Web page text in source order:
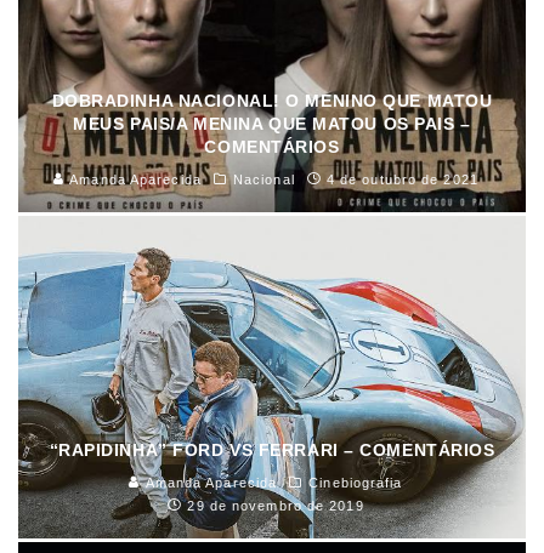
DOBRADINHA NACIONAL! O MENINO QUE MATOU
MEUS PAIS/A MENINA QUE MATOU OS PAIS –
COMENTÁRIOS
Amanda Aparecida Nacional 4 de outubro de 2021
“RAPIDINHA” FORD VS FERRARI – COMENTÁRIOS
Amanda Aparecida
Cinebiografia
29 de novembro de 2019